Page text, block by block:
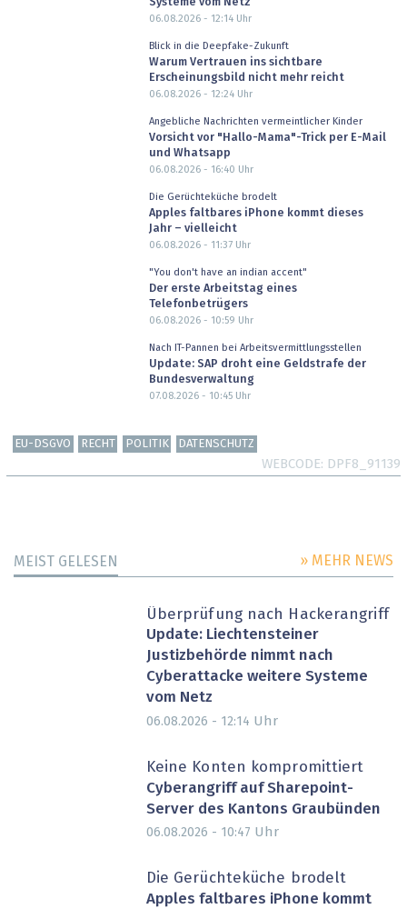
Systeme vom Netz
06.08.2026 - 12:14Uhr
Blick in die Deepfake-Zukunft
Warum Vertrauen ins sichtbare
Erscheinungsbild nicht mehr reicht
06.08.2026 - 12:24Uhr
Angebliche Nachrichten vermeintlicher Kinder
Vorsicht vor "Hallo-Mama"-Trick per E-Mail
und Whatsapp
06.08.2026 - 16:40 Uhr
Die Gerüchteküche brodelt
Apples faltbares iPhone kommt dieses
Jahr – vielleicht
06.08.2026 - 11:37Uhr
"You don't have an indian accent"
Der erste Arbeitstag eines
Telefonbetrügers
06.08.2026 - 10:59 Uhr
Nach IT-Pannen bei Arbeitsvermittlungsstellen
Update: SAP droht eine Geldstrafe der
Bundesverwaltung
07.08.2026 - 10:45Uhr
EU-DSGVO RECHT POLITIK DATENSCHUTZ
WEBCODE DPF8_91139
MEIST GELESEN » MEHR NEWS
Überprüfung nach Hackerangriff
Update: Liechtensteiner
Justizbehörde nimmt nach
Cyberattacke weitere Systeme
vom Netz
06.08.2026 - 12:14 Uhr
Keine Konten kompromittiert
Cyberangriff auf Sharepoint-
Server des Kantons Graubünden
06.08.2026 - 10:47 Uhr
Die Gerüchteküche brodelt
Apples faltbares iPhone kommt